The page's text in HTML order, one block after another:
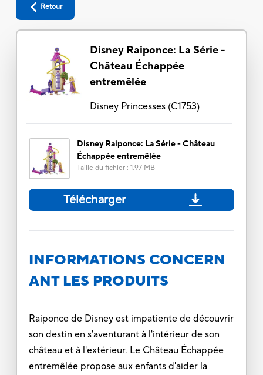
Retour
Disney Raiponce: La Série -
Château Échappée
entremêlée
Disney Princesses(C1753)
Disney Raiponce: La Série - Château
Échappée entremêlée
Taille du fichier: 1.97 MB
Télécharger
INFORMATIONS CONCERN
ANT LES PRODUITS
Raiponce de Disney est impatiente de découvrir
son destin en s'aventurant à l'intérieur de son
château et à l'extérieur. Le Château Échappée
entremêlée propose aux enfants d'aider la